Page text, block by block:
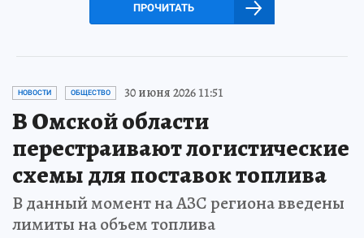
ПРОЧИТАТЬ
НОВОСТИ ОБЩЕСТВО 30 июня 2026 11:51
В Омской области
перестраивают логистические
схемы для поставок топлива
В данный момент на АЗС региона введены
лимиты на объем топлива